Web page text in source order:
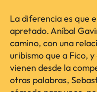
La diferencia es que
apretado. Aníbal
camino, con una
uribismo que a Fico,
vienen desde la
otras palabras,